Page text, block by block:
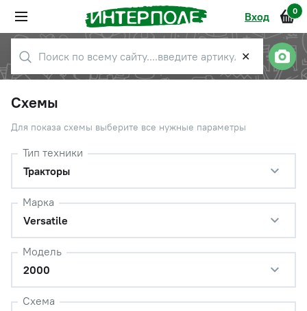
Вход 0
✕
Схемы
Для показа схемы выберите все нужные параметры
Тип техники
Тракторы
Марка
Versatile
Модель
2000
Схема